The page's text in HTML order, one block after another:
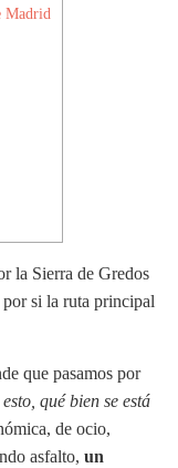
Madrid
la Sierra de Gredos
por si la ruta principal
que pasamos por
qué bien se está
de ocio,
asfalto, un